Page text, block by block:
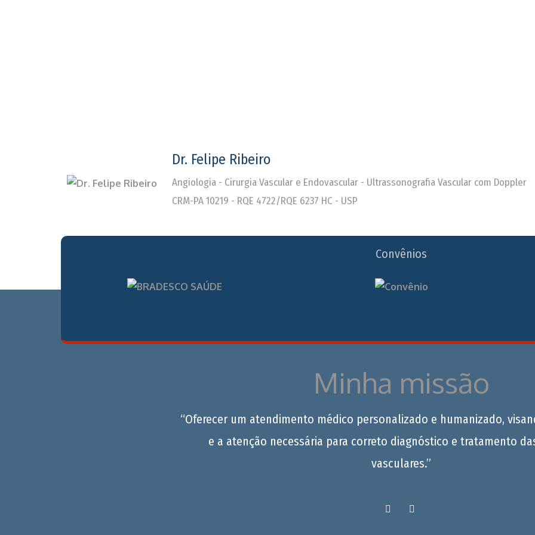
Dr. Felipe Ribeiro
Angiologia - Cirurgia Vascular e Endovascular - Ultrassonografia Vascular com Doppler
CRM-PA 10219 - RQE 4722/RQE 6237 HC - USP
Convênios
Minha missão
“Oferecer um atendimento médico personalizado e humanizado,
e a atenção necessária para correto diagnóstico e tratamento
vasculares.”